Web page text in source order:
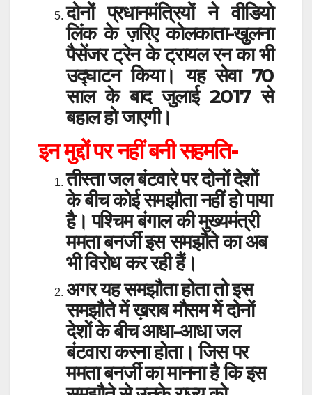
दोनों प्रधानमंत्रियों ने वीडियो
लिंक के ज़रिए कोलकाता-खुलना
पैसेंजर ट्रेन के ट्रायल रन का भी
उद्घाटन किया। यह सेवा 70
साल के बाद जुलाई 2017 से
बहाल हो जाएगी।
इन मुद्दों पर नहीं बनी सहमति-
तीस्ता जल बंटवारे पर दोनों देशों
के बीच कोई समझौता नहीं हो पाया
है। पश्चिम बंगाल की मुख्यमंत्री
ममता बनर्जी इस समझौते का अब
भी विरोध कर रही हैं।
अगर यह समझौता होता तो इस
समझौते में ख़राब मौसम में दोनों
देशों के बीच आधा-आधा जल
बंटवारा करना होता। जिस पर
ममता बनर्जी का मानना है कि इस